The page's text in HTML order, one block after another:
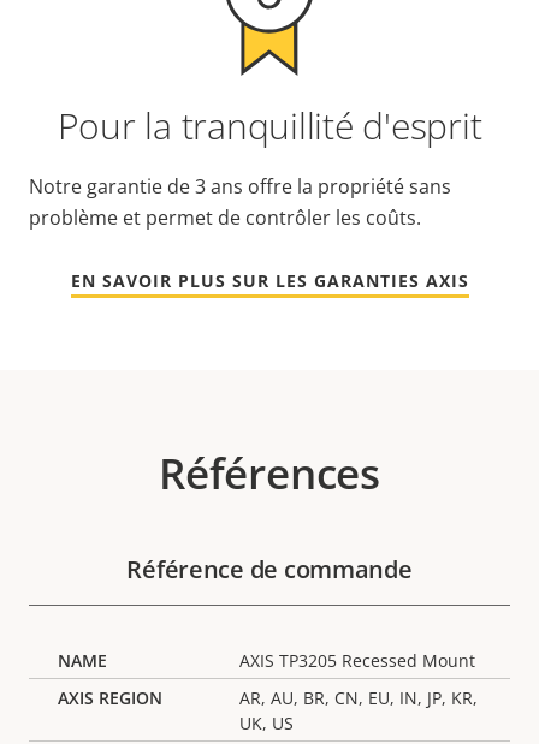
Pour la tranquillité d'esprit
Notre garantie de 3 ans offre la propriété sans
problème et permet de contrôler les coûts.
EN SAVOIR PLUS SUR LES GARANTIES AXIS
Références
Référence de commande
AXIS TP3205 Recessed Mount
AR, AU, BR, CN, EU, IN, JP, KR,
UK, US